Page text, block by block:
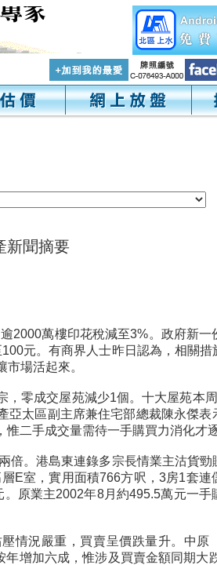
新聞摘要
2000萬樓印花稅減至3%。政府新一
元。有商界人士昨日認為，相關措
場活起來。
零成交屋苑減少1個。十大屋苑本
亞太區副主席兼住宅部總裁陳永傑表
二手成交量需待一手購買力消化才逐
倍。港島東連錄多宗長情業主沽貨
E室，實用面積766方呎，3房1套連
原業主2002年8月約495.5萬元一手
情況嚴重，買賣呈價跌量升。中原
增加六成，惟涉及買賣金額同期大